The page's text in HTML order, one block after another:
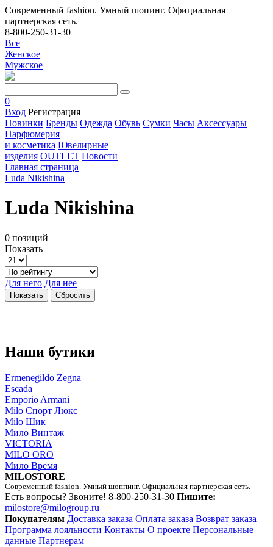
Современный fashion. Умный шопинг. Официальная
партнерская сеть.
8-800-250-31-30
Все
Женское
Мужское
0
Вход Регистрация
Новинки Бренды Одежда Обувь Сумки Часы Аксессуары
Парфюмерия
и косметика Ювелирные
изделия OUTLET Новости
Главная страница
Luda Nikishina
Luda Nikishina
0 позиций
Показать
Для него Для нее
Наши бутики
Ermenegildo Zegna
Escada
Emporio Armani
Milo Спорт Люкс
Milo Шик
Мило Винтаж
VICTORIA
MILO ORO
Мило Время
MILOSTORE
Современный fashion. Умный шоппинг. Официальная партнерская сеть.
Есть вопросы? Звоните! 8-800-250-31-30 Пишите:
milostore@milogroup.ru
Покупателям Доставка заказа Оплата заказа Возврат заказа
Программа лояльности Контакты О проекте Персональные
данные Партнерам